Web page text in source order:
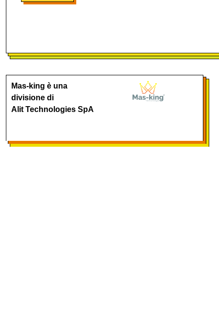
Mas-king è una
divisione di
Alit Technologies SpA